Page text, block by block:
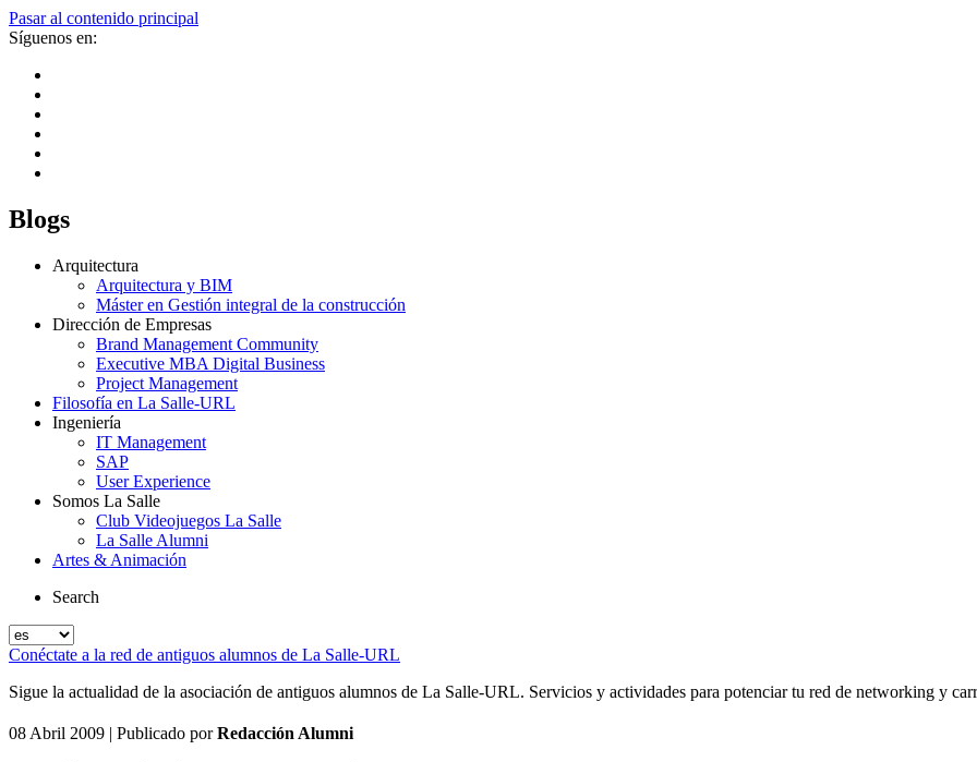
Pasar al contenido principal
Síguenos en:
Blogs
Arquitectura
Arquitectura y BIM
Máster en Gestión integral de la construcción
Dirección de Empresas
Brand Management Community
Executive MBA Digital Business
Project Management
Filosofía en La Salle-URL
Ingeniería
IT Management
SAP
User Experience
Somos La Salle
Club Videojuegos La Salle
La Salle Alumni
Artes & Animación
Search
Conéctate a la red de antiguos alumnos de La Salle-URL
Sigue la actualidad de la asociación de antiguos alumnos de La Salle-URL. Servicios y actividades para potenciar tu red de networking y
08 Abril 2009 | Publicado porRedacción Alumni